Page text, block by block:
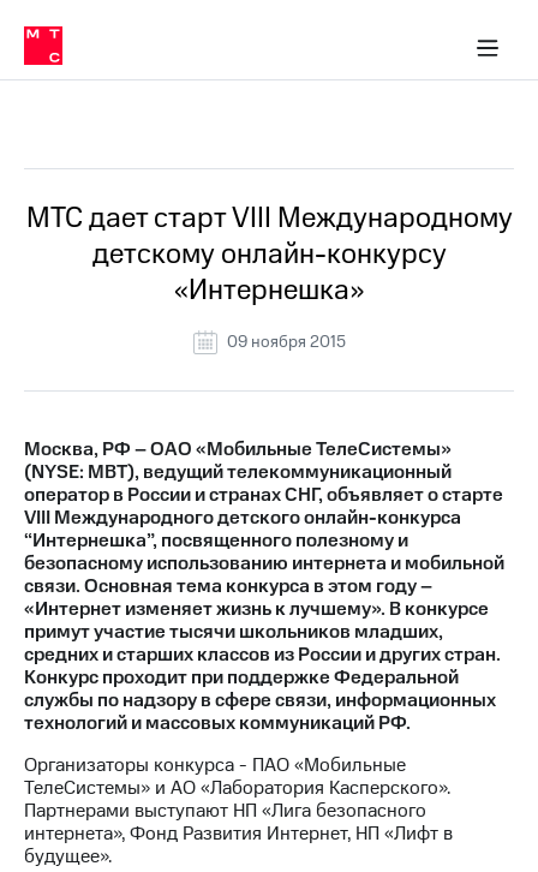
Медиа-центр
и акционерам
Устойчивое развитие
Комплаенс и деловая этика
компании
Карьера
История
компании
Руководство
информация
Контакты
Медиа-центр
Пресс-
релизы
МТС
о технологиях
Достижения
Интервью
Финансовая
отчетность
Контакты
Новости
в МТС
Пресс-
релизы
о технологиях
МТС дает старт VIII Международному
детскому онлайн-конкурсу
«Интернешка»
09 ноября 2015
Москва, РФ – ОАО «Мобильные ТелеСистемы»
(NYSE: MBT), ведущий телекоммуникационный
оператор в России и странах СНГ, объявляет о старте
VIII Международного детского онлайн-конкурса
“Интернешка”, посвященного полезному и
безопасному использованию интернета и мобильной
связи. Основная тема конкурса в этом году –
«Интернет изменяет жизнь к лучшему». В конкурсе
примут участие тысячи школьников младших,
средних и старших классов из России и других стран.
Конкурс проходит при поддержке Федеральной
службы по надзору в сфере связи, информационных
технологий и массовых коммуникаций РФ.
Организаторы конкурса - ПАО «Мобильные
ТелеСистемы» и АО «Лаборатория Касперского».
Партнерами выступают НП «Лига безопасного
интернета», Фонд Развития Интернет, НП «Лифт в
будущее».